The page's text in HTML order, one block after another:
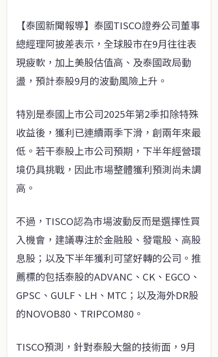
【泰國新聞報導】泰國TISCO證券公司董事
總經理阿披差表示，全球股市在9月往往表
現疲軟，加上美股估值高、及泰國政局動
盪，預計泰股9月的波動風險上升。
特別是泰國上市公司2025年第2季扣除特殊
收益後，獲利已連續兩季下滑，創兩年來最
低。若干泰股上市公司預期，下半年經營環
境仍具挑戰，因此市場整體獲利預測尚未調
高。
不過，TISCO認為市場波動反而是選擇性買
入機會，建議專注於金融股、發電股、高股
息股；以及下半年獲利可望好轉的公司。推
薦標的包括泰股的ADVANC、CK、EGCO、
GPSC、GULF、LH、MTC；以及海外DR股
的NOVOB80、TRIPCOM80。
TISCO預測，針對泰股大盤的技術面，9月